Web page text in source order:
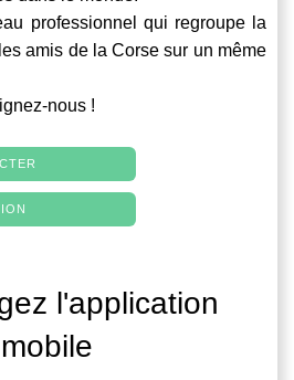
professionnel qui regroupe la
amis de la Corse sur un même
nous !
l'application
mobile